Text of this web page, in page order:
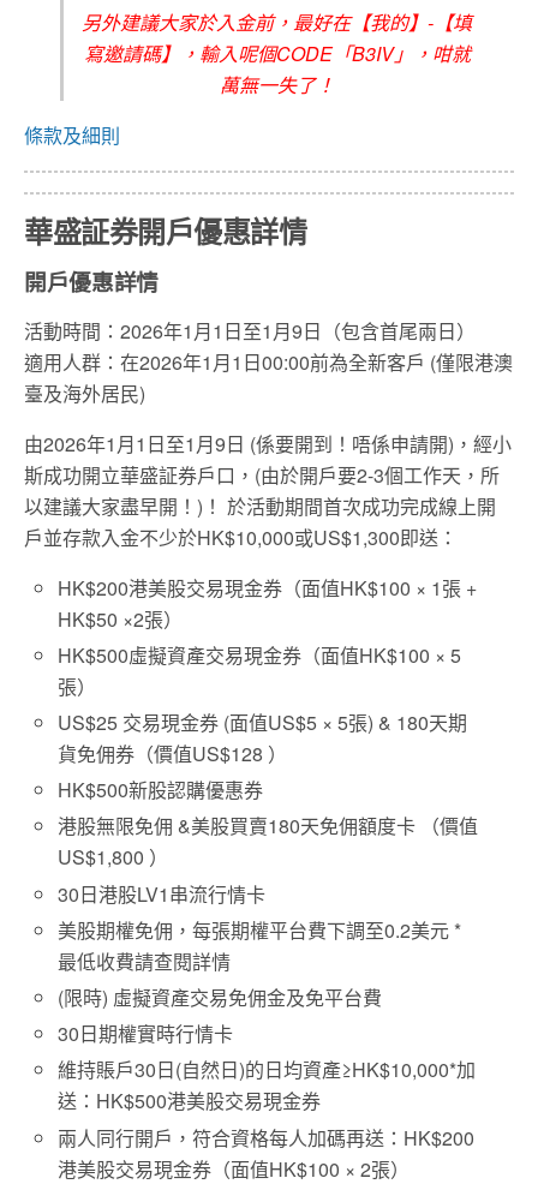
另外建議大家於入金前，最好在【我的】-【填
寫邀請碼】，輸入呢個CODE「B3IV」，咁就
萬無一失了！
條款及細則
華盛証券開戶優惠詳情
開戶優惠詳情
活動時間：2026年1月1日至1月9日（包含首尾兩日）
適用人群：在2026年1月1日00:00前為全新客戶 (僅限港澳
臺及海外居民)
由2026年1月1日至1月9日 (係要開到！唔係申請開)，經小
斯成功開立華盛証券戶口，(由於開戶要2-3個工作天，所
以建議大家盡早開！)！ 於活動期間首次成功完成線上開
戶並存款入金不少於HK$10,000或US$1,300即送：
HK$200港美股交易現金券（面值HK$100 × 1張 +
HK$50 ×2張）
HK$500虛擬資產交易現金券（面值HK$100 × 5
張）
US$25 交易現金券 (面值US$5 × 5張) & 180天期
貨免佣券（價值US$128 ）
HK$500新股認購優惠券
港股無限免佣 &美股買賣180天免佣額度卡 （價值
US$1,800 ）
30日港股LV1串流行情卡
美股期權免佣，每張期權平台費下調至0.2美元 *
最低收費請查閱詳情
(限時) 虛擬資產交易免佣金及免平台費
30日期權實時行情卡
維持賬戶30日(自然日)的日均資產≥HK$10,000*加
送：HK$500港美股交易現金券
兩人同行開戶，符合資格每人加碼再送：HK$200
港美股交易現金券（面值HK$100 × 2張）